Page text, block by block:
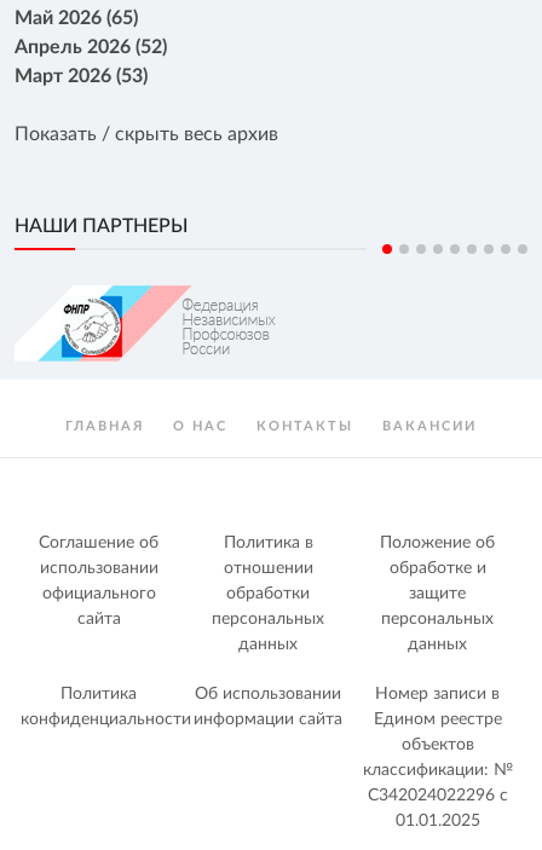
Май 2026 (65)
Апрель 2026 (52)
Март 2026 (53)
Показать / скрыть весь архив
НАШИ ПАРТНЕРЫ
ГЛАВНАЯ О НАС КОНТАКТЫ ВАКАНСИИ
Соглашение об
использовании
официального
сайта
Политика в
отношении
обработки
персональных
данных
Положение об
обработке и
защите
персональных
данных
Политика
конфиденциальности
Об использовании
информации сайта
Номер записи в
Едином реестре
объектов
классификации: №
С342024022296 c
01.01.2025